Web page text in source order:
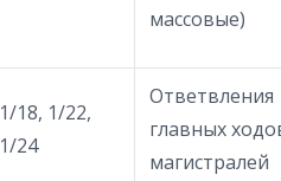
массовые)
1/18, 1/22,
1/24
Ответвления
главных
магистралей